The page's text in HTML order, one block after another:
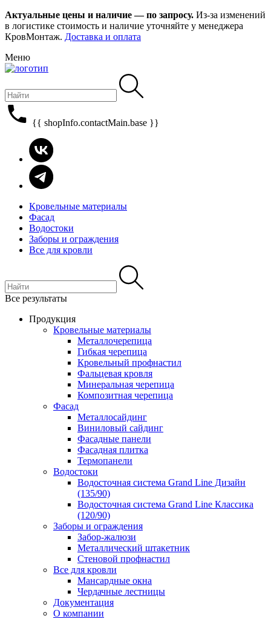
Актуальные цены и наличие — по запросу. Из-за изменений
в логистике стоимость и наличие уточняйте у менеджера
КровМонтаж. Доставка и оплата
Меню
{{ shopInfo.contactMain.base }}
Кровельные материалы
Фасад
Водостоки
Заборы и ограждения
Все для кровли
Все результаты
Продукция
Кровельные материалы
Металлочерепица
Гибкая черепица
Кровельный профнастил
Фальцевая кровля
Минеральная черепица
Композитная черепица
Фасад
Металлосайдинг
Виниловый сайдинг
Фасадные панели
Фасадная плитка
Термопанели
Водостоки
Водосточная система Grand Line Дизайн
(135/90)
Водосточная система Grand Line Классика
(120/90)
Заборы и ограждения
Забор-жалюзи
Металлический штакетник
Стеновой профнастил
Все для кровли
Мансардные окна
Чердачные лестницы
Документация
О компании